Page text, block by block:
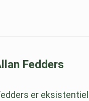
Fedders
er